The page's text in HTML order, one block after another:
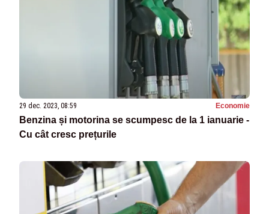
29 dec. 2023, 08:59 Economie
Benzina și motorina se scumpesc de la 1 ianuarie -
Cu cât cresc prețurile